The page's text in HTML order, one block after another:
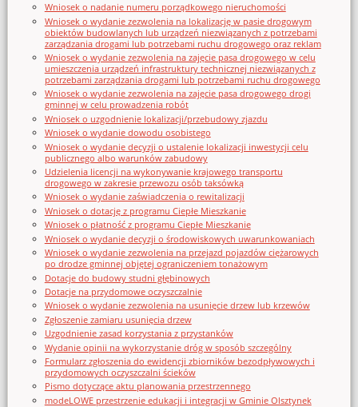
Wniosek o nadanie numeru porządkowego nieruchomości
Wniosek o wydanie zezwolenia na lokalizację w pasie drogowym
obiektów budowlanych lub urządzeń niezwiązanych z potrzebami
zarządzania drogami lub potrzebami ruchu drogowego oraz reklam
Wniosek o wydanie zezwolenia na zajęcie pasa drogowego w celu
umieszczenia urządzeń infrastruktury technicznej niezwiązanych z
potrzebami zarządzania drogami lub potrzebami ruchu drogowego
Wniosek o wydanie zezwolenia na zajęcie pasa drogowego drogi
gminnej w celu prowadzenia robót
Wniosek o uzgodnienie lokalizacji/przebudowy zjazdu
Wniosek o wydanie dowodu osobistego
Wniosek o wydanie decyzji o ustalenie lokalizacji inwestycji celu
publicznego albo warunków zabudowy
Udzielenia licencji na wykonywanie krajowego transportu
drogowego w zakresie przewozu osób taksówką
Wniosek o wydanie zaświadczenia o rewitalizacji
Wniosek o dotację z programu Ciepłe Mieszkanie
Wniosek o płatność z programu Ciepłe Mieszkanie
Wniosek o wydanie decyzji o środowiskowych uwarunkowaniach
Wniosek o wydanie zezwolenia na przejazd pojazdów ciężarowych
po drodze gminnej objętej ograniczeniem tonażowym
Dotacje do budowy studni głębinowych
Dotacje na przydomowe oczyszczalnie
Wniosek o wydanie zezwolenia na usunięcie drzew lub krzewów
Zgłoszenie zamiaru usunięcia drzew
Uzgodnienie zasad korzystania z przystanków
Wydanie opinii na wykorzystanie dróg w sposób szczególny
Formularz zgłoszenia do ewidencji zbiorników bezodpływowych i
przydomowych oczyszczalni ścieków
Pismo dotyczące aktu planowania przestrzennego
modeLOWE przestrzenie edukacji i integracji w Gminie Olsztynek